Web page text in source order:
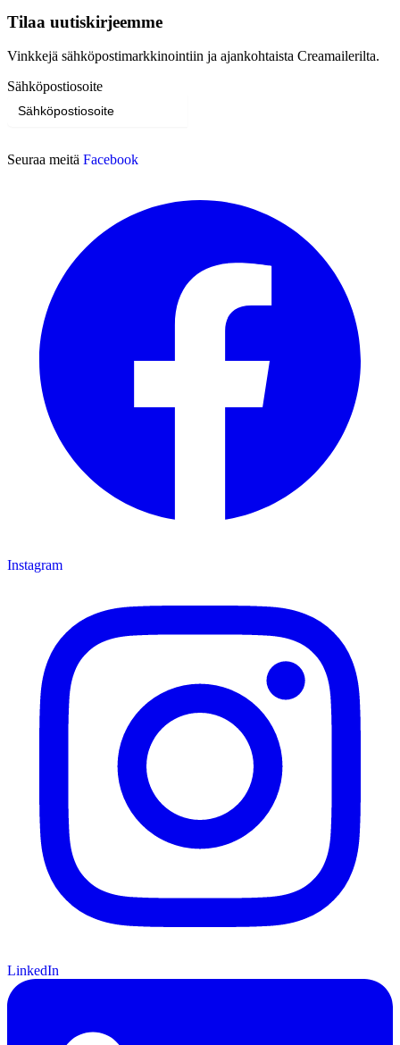
Tilaa uutiskirjeemme
Vinkkejä sähköpostimarkkinointiin ja ajankohtaista Creamailerilta.
Sähköpostiosoite
Seuraa meitä Facebook
Instagram
LinkedIn